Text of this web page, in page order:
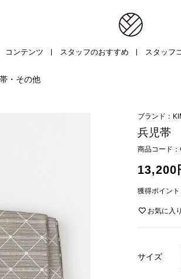
コンテンツ スタッフのおすすめ スタッフ
・その他
ブランド：
兵児帯
商品コード：
13,200
獲得ポイント
お気に入
サイズ